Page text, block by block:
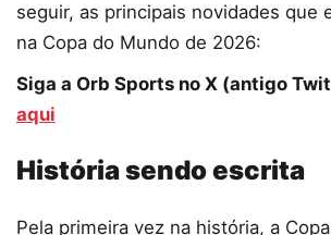
seguir, as principais novidades que
na Copa do Mundo de 2026:
Siga a Orb Sports no X (antigo
aqui
História sendo escrita
Pela primeira vez na história, a